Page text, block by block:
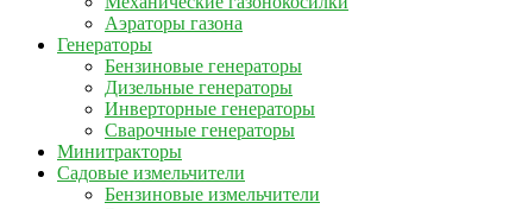
Аэраторы газона
Генераторы
Бензиновые генераторы
Дизельные генераторы
Инверторные генераторы
Сварочные генераторы
Минитракторы
Садовые измельчители
Бензиновые измельчители